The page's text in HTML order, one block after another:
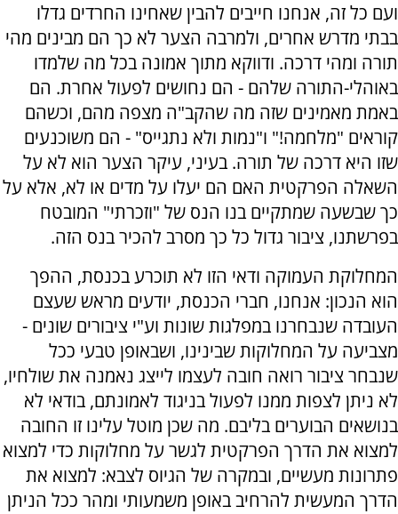
ועם כל זה, אנחנו חייבים להבין שאחינו החרדים גדלו
בבתי מדרש אחרים, ולמרבה הצער לא כך הם מבינים מהי
תורה ומהי דרכה. ודווקא מתוך אמונה בכל מה שלמדו
באוהלי-התורה שלהם - הם נחושים לפעול אחרת. הם
באמת מאמינים שזה מה שהקב"ה מצפה מהם, וכשהם
קוראים "מלחמה!" ו"נמות ולא נתגייס" - הם משוכנעים
שזו היא דרכה של תורה. בעיני, עיקר הצער הוא לא על
השאלה הפרקטית האם הם יעלו על מדים או לא, אלא על
כך שבשעה שמתקיים בנו הנס של "וזכרתי" המובטח
בפרשתנו, ציבור גדול כל כך מסרב להכיר בנס הזה.
המחלוקת העמוקה ודאי הזו לא תוכרע בכנסת, ההפך
הוא הנכון: אנחנו, חברי הכנסת, יודעים מראש שעצם
העובדה שנבחרנו במפלגות שונות וע"י ציבורים שונים -
מצביעה על המחלוקות שבינינו, ושבאופן טבעי ככל
שנבחר ציבור רואה חובה לעצמו לייצג נאמנה את שולחיו,
לא ניתן לצפות ממנו לפעול בניגוד לאמונתם, בודאי לא
בנושאים הבוערים בליבם. מה שכן מוטל עלינו זו החובה
למצוא את הדרך הפרקטית לגשר על מחלוקות כדי למצוא
פתרונות מעשיים, ובמקרה של הגיוס לצבא: למצוא את
הדרך המעשית להרחיב באופן משמעותי ומהר ככל הניתן